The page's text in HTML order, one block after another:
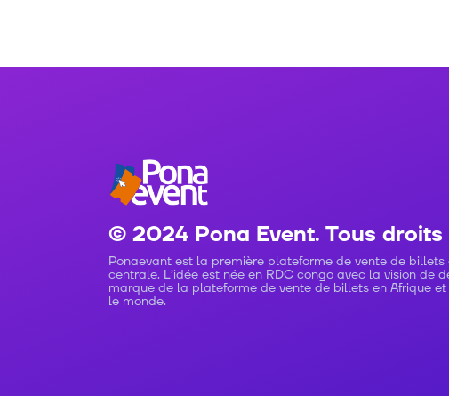
© 2024 Pona Event. Tous droits
Ponaevant est la première plateforme de vente de billets
centrale. L’idée est née en RDC congo avec la vision de
marque de la plateforme de vente de billets en Afrique
le monde.